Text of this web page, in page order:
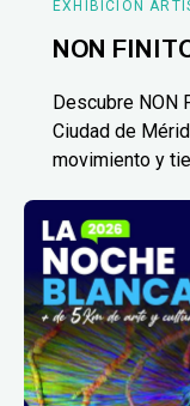
EXHIBICIÓN
NON
Descubre NON
Ciudad de
movimiento y